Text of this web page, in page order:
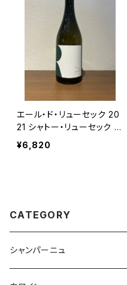
エール・ド・リューセック 20
21 シャトー・リューセック 白
ワイン ボルドー 750ml
¥6,820
CATEGORY
シャンパーニュ